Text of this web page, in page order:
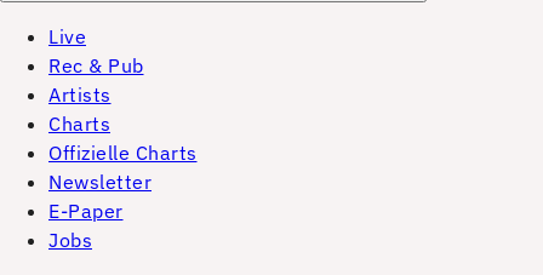
Live
Rec & Pub
Artists
Charts
Offizielle Charts
Newsletter
E-Paper
Jobs